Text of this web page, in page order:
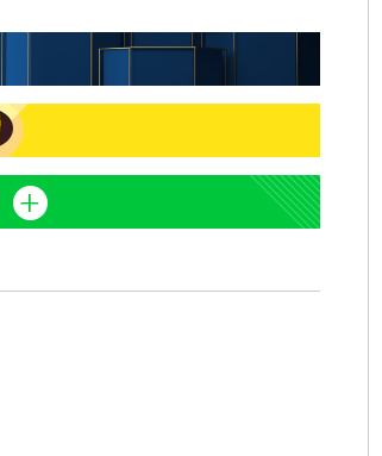
2
[단독]인천 부평구 아파트서 10대가 40대 친
모 살해
3
'서준맘' 박세미, 연하 남자친구와 열애 "결혼
생각도"
4
[속보]이 대통령, '호우피해' 안동·의성 관할
5
[속보]이 대통령 "부동산 공급 기존 사고방식